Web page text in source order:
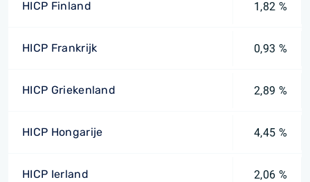
HICP Finland 1,82 %
HICP Frankrijk 0,93 %
HICP Griekenland 2,89 %
HICP Hongarije 4,45 %
HICP Ierland 2,06 %